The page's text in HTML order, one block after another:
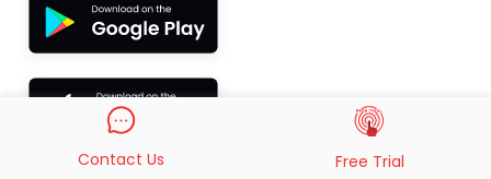
Contact Us Free Trial